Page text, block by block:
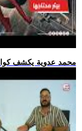
.. محمد عدوية يكشف